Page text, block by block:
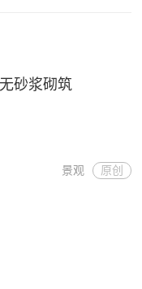
砂浆砌筑
景观 原创